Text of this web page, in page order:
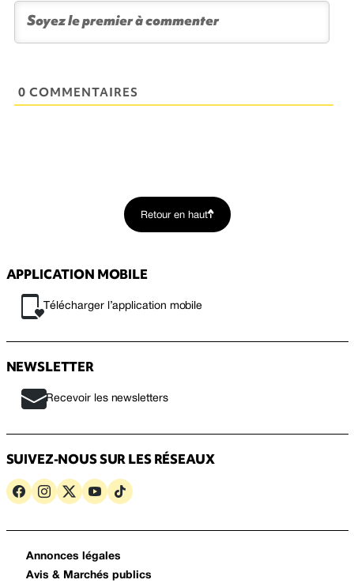
0 COMMENTAIRES
Retour en haut
APPLICATION MOBILE
Télécharger l’application mobile
NEWSLETTER
Recevoir les newsletters
SUIVEZ-NOUS SUR LES RÉSEAUX
Annonces légales
Avis & Marchés publics